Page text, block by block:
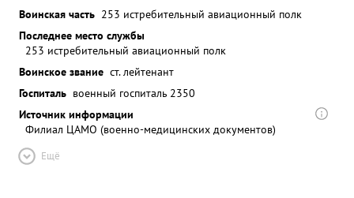
Воинская часть 253 истребительный авиационный полк
Последнее место службы
253 истребительный авиационный полк
Воинское звание ст. лейтенант
Госпиталь военный госпиталь 2350
Источник информации
Филиал ЦАМО (военно-медицинских документов)
Ещё